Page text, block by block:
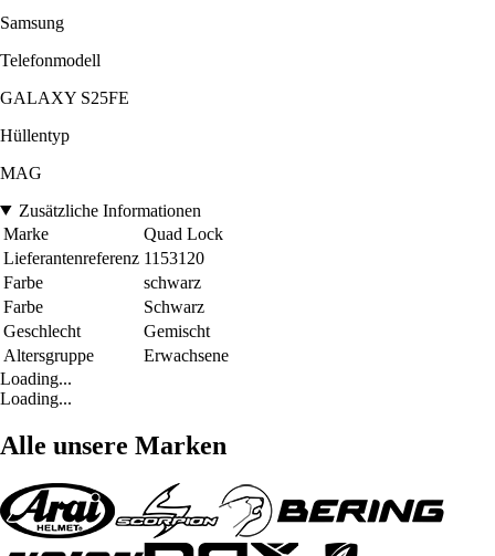
Samsung
Telefonmodell
GALAXY S25FE
Hüllentyp
MAG
Zusätzliche Informationen
Marke
Quad Lock
Lieferantenreferenz 1153120
Farbe
schwarz
Farbe
Schwarz
Geschlecht
Gemischt
Altersgruppe
Erwachsene
Loading...
Loading...
Alle unsere Marken